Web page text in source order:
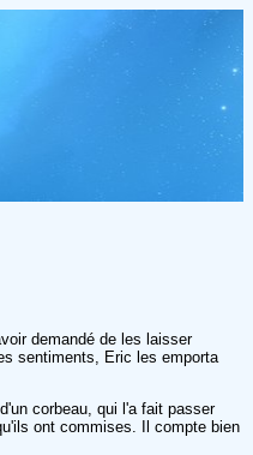
demandé de les laisser
sentiments, Eric les emporta
corbeau, qui l'a fait passer
ont commises. Il compte bien